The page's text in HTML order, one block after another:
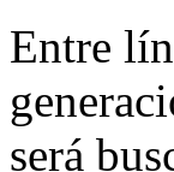
Entre
será